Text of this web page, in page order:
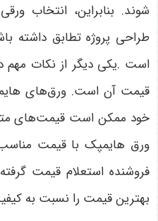
شوند. بنابراین، انتخاب
طراحی پروژه تطابق داشته
است .یکی دیگر از نکات
قیمت آن است. ورق‌های
خود ممکن است قیمت‌های
ورق هایمپک با قیمت
فروشنده استعلام قیمت
بهترین قیمت را نسبت به